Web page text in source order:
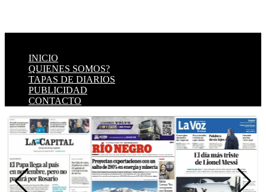
INICIO
QUIENES SOMOS?
TAPAS DE DIARIOS
PUBLICIDAD
CONTACTO